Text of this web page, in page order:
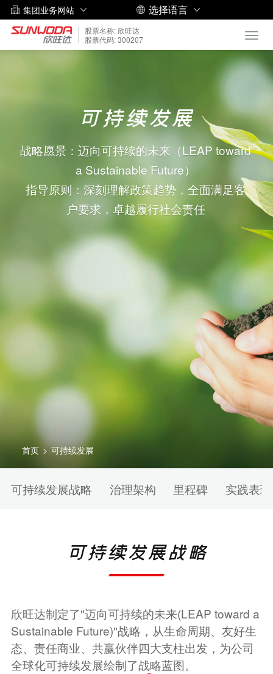
集团业务网站 选择语言
股票名称: 欣旺达
股票代码: 300207
可持续发展
战略愿景：迈向可持续的未来（LEAP toward
a Sustainable Future）
指导原则：深刻理解政策趋势，全面满足客
户要求，卓越履行社会责任
首页 > 可持续发展
可持续发展战略 治理架构 里程碑 实践表现
可持续发展战略
欣旺达制定了"迈向可持续的未来(LEAP toward a
Sustainable Future)"战略，从生命周期、友好生
态、责任商业、共赢伙伴四大支柱出发，为公司
全球化可持续发展绘制了战略蓝图。